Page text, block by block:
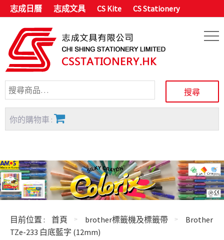
志成日曆 志成文具 CS Kite CS Stationery
你的購物車 :
目前位置 : 首頁 brother標籤機及標籤帶
Brother
TZe-233 白底藍字 (12mm)